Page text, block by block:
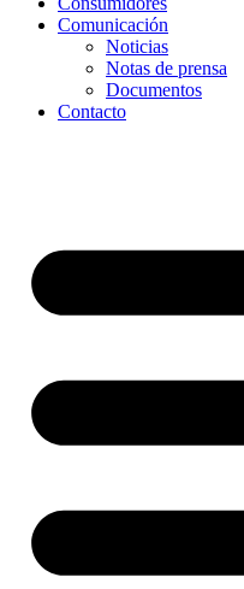
Comunicación
Noticias
Notas de prensa
Documentos
Contacto